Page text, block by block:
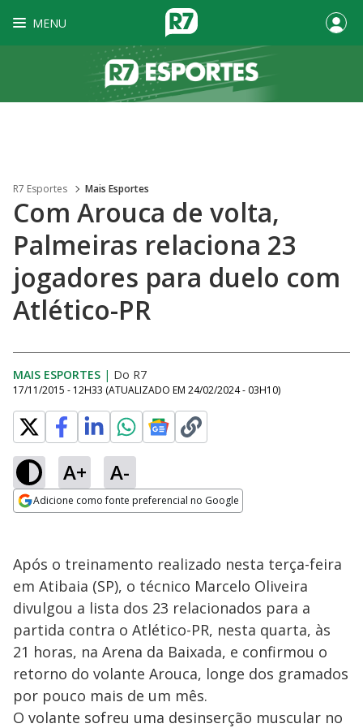
MENU
R7 Esportes Mais Esportes
Com Arouca de volta,
Palmeiras relaciona 23
jogadores para duelo com
Atlético-PR
MAIS ESPORTES | Do R7
17/11/2015 - 12H33 (ATUALIZADO EM 24/02/2024 - 03H10)
A+ A-
Adicione como fonte preferencial no Google
Após o treinamento realizado nesta terça-feira
em Atibaia (SP), o técnico Marcelo Oliveira
divulgou a lista dos 23 relacionados para a
partida contra o Atlético-PR, nesta quarta, às
21 horas, na Arena da Baixada, e confirmou o
retorno do volante Arouca, longe dos gramados
por pouco mais de um mês.
O volante sofreu uma desinserção muscular no